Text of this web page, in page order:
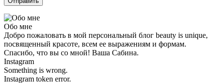
Обо мне
Добро пожаловать в мой персональный блог beauty is unique,
посвященный красоте, всем ее выражениям и формам.
Спасибо, что вы со мной! Ваша Сабина.
Instagram
Something is wrong.
Instagram token error.